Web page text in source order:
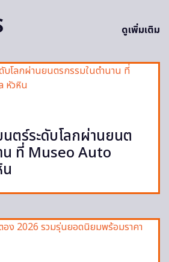
ดูเพิ่มเติม
ตร์ระดับโลกผ่านยนต
น ที่ Museo Auto